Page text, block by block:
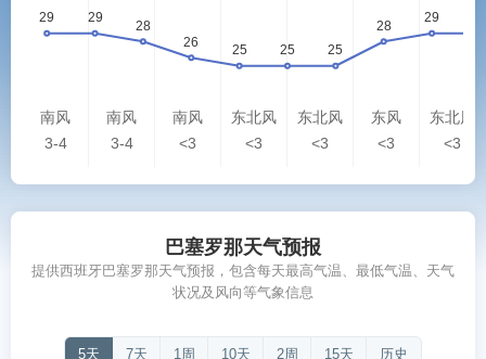
南风
3-4
南风
3-4
南风
<3
东北风
<3
东北风
<3
东风
<3
东北风
<3
巴塞罗那天气预报
提供西班牙巴塞罗那天气预报，包含每天最高气温、最低气温、天气
状况及风向等气象信息
5天 7天 1周 10天 2周 15天 历史